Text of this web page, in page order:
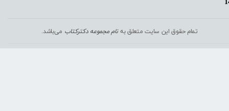
تمام حقوق این سایت متعلق بهنام مجموعه دکترکتاب می‌باشد.